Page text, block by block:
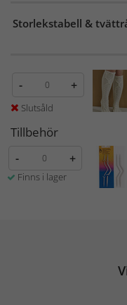
Storlekstabell &
- +
Slutsåld
Tillbehör
- +
Finns i lager